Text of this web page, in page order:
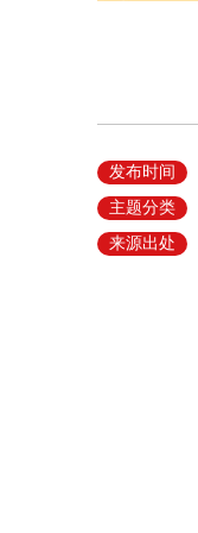
发布时间
主题分类
来源出处